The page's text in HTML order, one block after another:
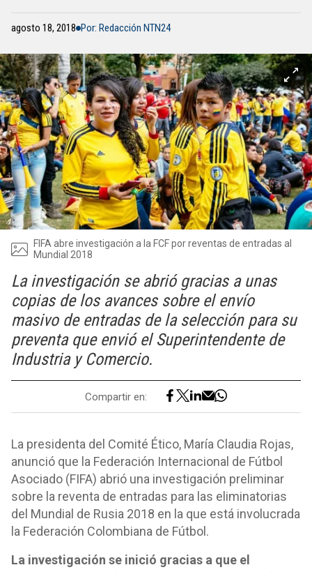
agosto 18, 2018 Por: Redacción NTN24
FIFA abre investigación a la FCF por reventas de entradas al
Mundial 2018
La investigación se abrió gracias a unas
copias de los avances sobre el envío
masivo de entradas de la selección para su
preventa que envió el Superintendente de
Industria y Comercio.
Compartir en:
La presidenta del Comité Ético, María Claudia Rojas,
anunció que la Federación Internacional de Fútbol
Asociado (FIFA) abrió una investigación preliminar
sobre la reventa de entradas para las eliminatorias
del Mundial de Rusia 2018 en la que está involucrada
la Federación Colombiana de Fútbol.
La investigación se inició gracias a que el